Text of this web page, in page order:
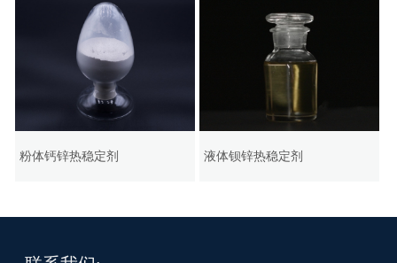
粉体钙锌热稳定剂 液体钡锌热稳定剂